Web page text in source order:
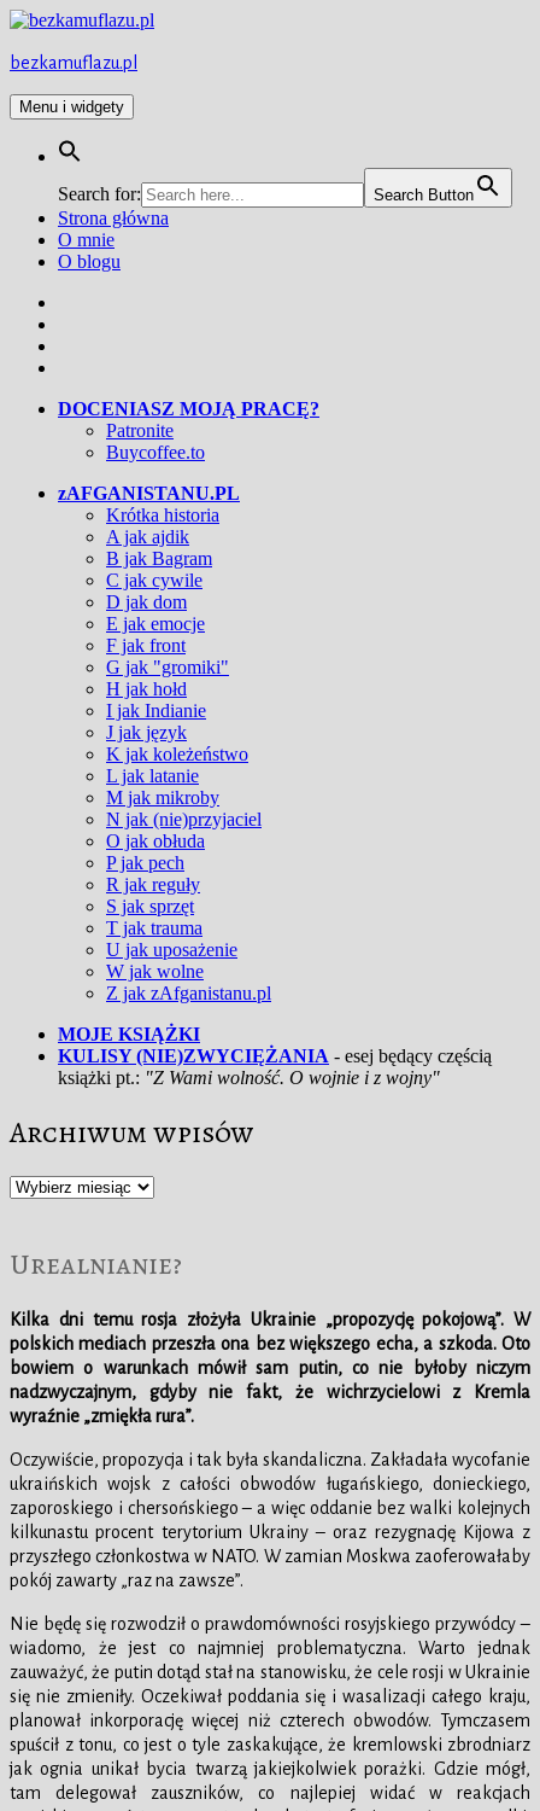
Przejdź
treści
bezkamuflazu.pl
Menu i widgety
Search for: Search Button
Strona główna
O mnie
O blogu
DOCENIASZ MOJĄ PRACĘ?
Patronite
Buycoffee.to
zAFGANISTANU.PL
Krótka historia
A jak ajdik
B jak Bagram
C jak cywile
D jak dom
E jak emocje
F jak front
G jak "gromiki"
H jak hołd
I jak Indianie
J jak język
K jak koleżeństwo
L jak latanie
M jak mikroby
N jak (nie)przyjaciel
O jak obłuda
P jak pech
R jak reguły
S jak sprzęt
T jak trauma
U jak uposażenie
W jak wolne
Z jak zAfganistanu.pl
MOJE KSIĄŻKI
KULISY (NIE)ZWYCIĘŻANIA - esej będący częścią
książki pt.: "Z Wami wolność. O wojnie i z wojny"
Archiwum wpisów
Archiwum
Urealnianie?
Kilka dni temu rosja złożyła Ukrainie „propozycję pokojową”. W
polskich mediach przeszła ona bez większego echa, a szkoda. Oto
bowiem o warunkach mówił sam putin, co nie byłoby niczym
nadzwyczajnym, gdyby nie fakt, że wichrzycielowi z Kremla
wyraźnie „zmiękła rura”.
Oczywiście, propozycja i tak była skandaliczna. Zakładała wycofanie
ukraińskich wojsk z całości obwodów ługańskiego, donieckiego,
zaporoskiego i chersońskiego – a więc oddanie bez walki kolejnych
kilkunastu procent terytorium Ukrainy – oraz rezygnację Kijowa z
przyszłego członkostwa w NATO. W zamian Moskwa zaoferowałaby
pokój zawarty „raz na zawsze”.
Nie będę się rozwodził o prawdomówności rosyjskiego przywódcy –
wiadomo, że jest co najmniej problematyczna. Warto jednak
zauważyć, że putin dotąd stał na stanowisku, że cele rosji w Ukrainie
się nie zmieniły. Oczekiwał poddania się i wasalizacji całego kraju,
planował inkorporację więcej niż czterech obwodów. Tymczasem
spuścił z tonu, co jest o tyle zaskakujące, że kremlowski zbrodniarz
jak ognia unikał bycia twarzą jakiejkolwiek porażki. Gdzie mógł,
tam delegował zauszników, co najlepiej widać w reakcjach